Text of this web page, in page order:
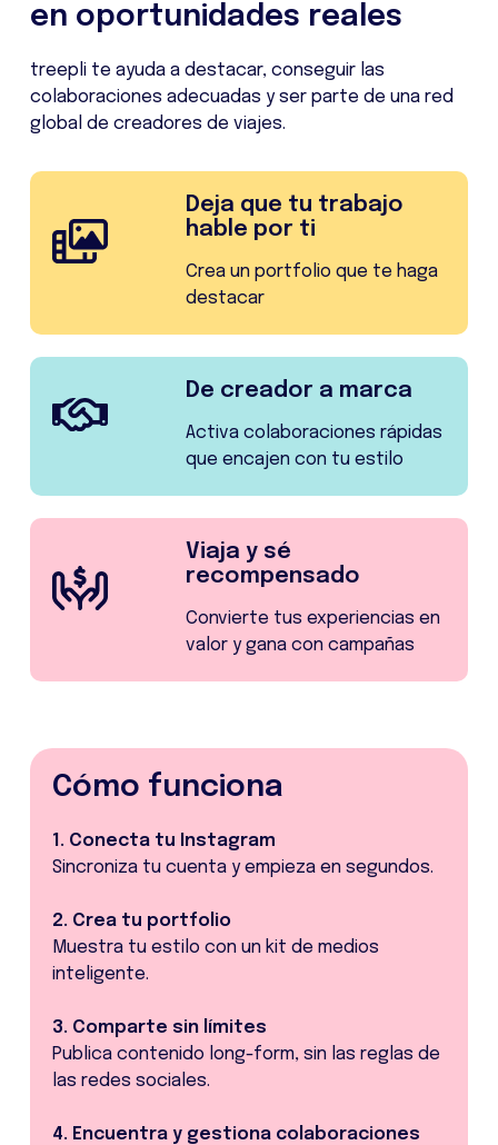
en oportunidades reales
treepli te ayuda a destacar, conseguir las
colaboraciones adecuadas y ser parte de una red
global de creadores de viajes.
Deja que tu trabajo
hable por ti
Crea un portfolio que te haga
destacar
De creador a marca
Activa colaboraciones rápidas
que encajen con tu estilo
Viaja y sé
recompensado
Convierte tus experiencias en
valor y gana con campañas
Cómo funciona
1. Conecta tu Instagram
Sincroniza tu cuenta y empieza en segundos.
2. Crea tu portfolio
Muestra tu estilo con un kit de medios
inteligente.
3. Comparte sin límites
Publica contenido long-form, sin las reglas de
las redes sociales.
4. Encuentra y gestiona colaboraciones